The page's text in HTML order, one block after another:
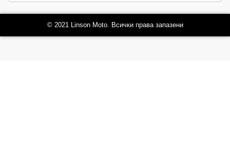
© 2021 Linson Moto. Всички права запазени